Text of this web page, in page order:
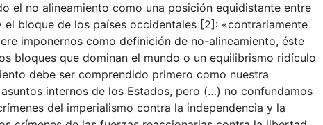
el no alineamiento como una posición equidistante entre
bloque de los países occidentales [2]: «contrariamente
imponernos como definición de no-alineamiento, éste
bloques que dominan el mundo o un equilibrismo ridículo
debe ser comprendido primero como nuestra
internos de los Estados, pero (…) no confundamos
del imperialismo contra la independencia y la